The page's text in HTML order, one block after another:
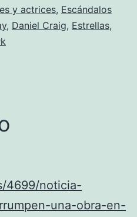
y actrices, Escándalos
, Daniel Craig, Estrellas,
4699/noticia-
una-obra-en-